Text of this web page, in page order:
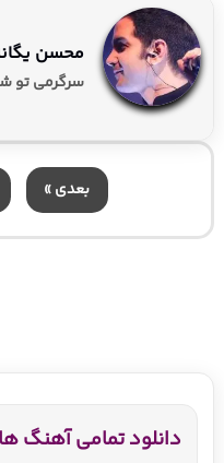
محسن
سرگرمی تو
بعدی »
دانلود تمامی آهنگ